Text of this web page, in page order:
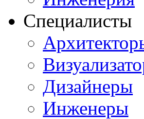
Специалисты
Дизайнеры
Инженеры